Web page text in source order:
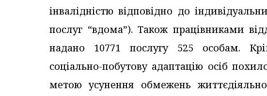
інвалідністю відповідно до
послуг “вдома”). Також працівниками
надано 10771 послугу 525 особам.
соціально-побутову адаптацію осіб
метою усунення обмежень